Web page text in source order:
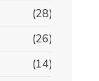
(28)
(26)
(14)